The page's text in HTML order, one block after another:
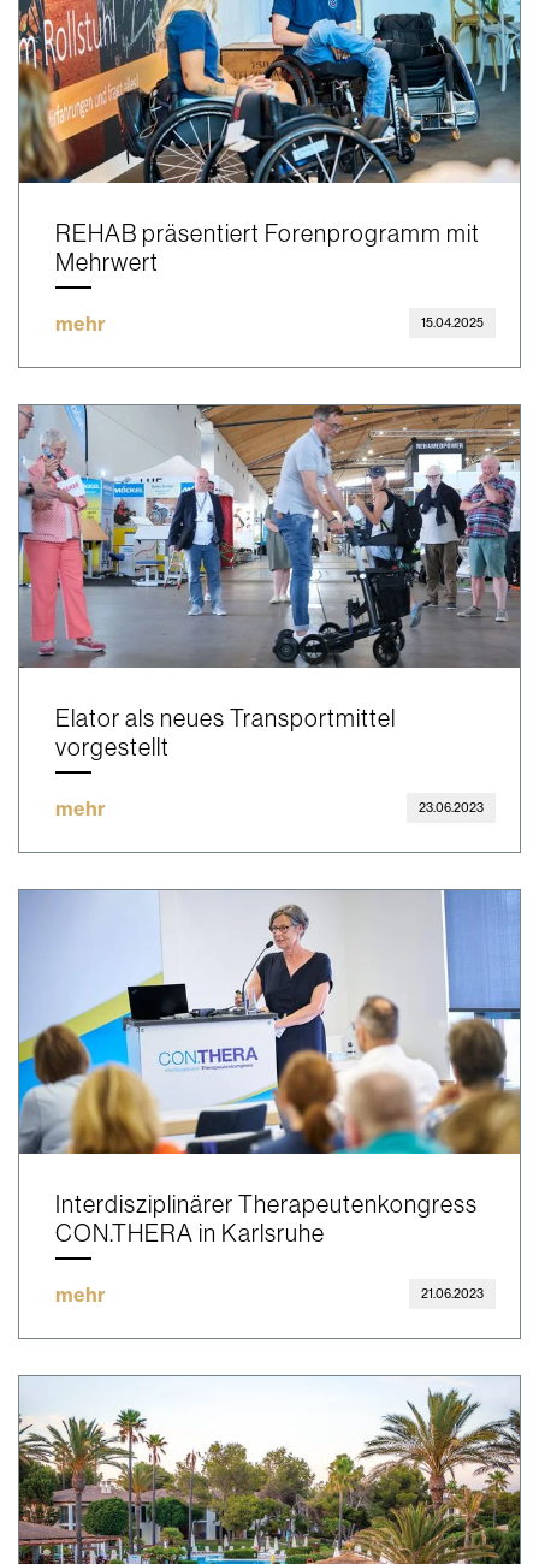
REHAB präsentiert Forenprogramm mit
Mehrwert
mehr 15.04.2025
Elator als neues Transportmittel
vorgestellt
mehr 23.06.2023
Interdisziplinärer Therapeutenkongress
CON.THERA in Karlsruhe
mehr 21.06.2023